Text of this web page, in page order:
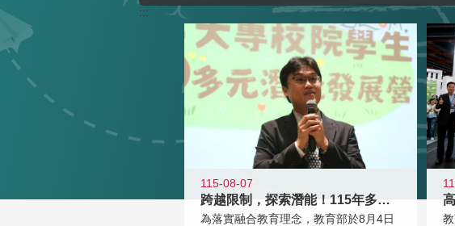
:::
115-08-07
跨越限制，探索潛能！115年多元潛
為落實融合教育理念，教育部於8月4日